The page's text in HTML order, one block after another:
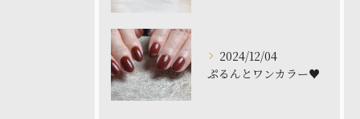
2024/12/04
ぷるんとワンカラー♥️